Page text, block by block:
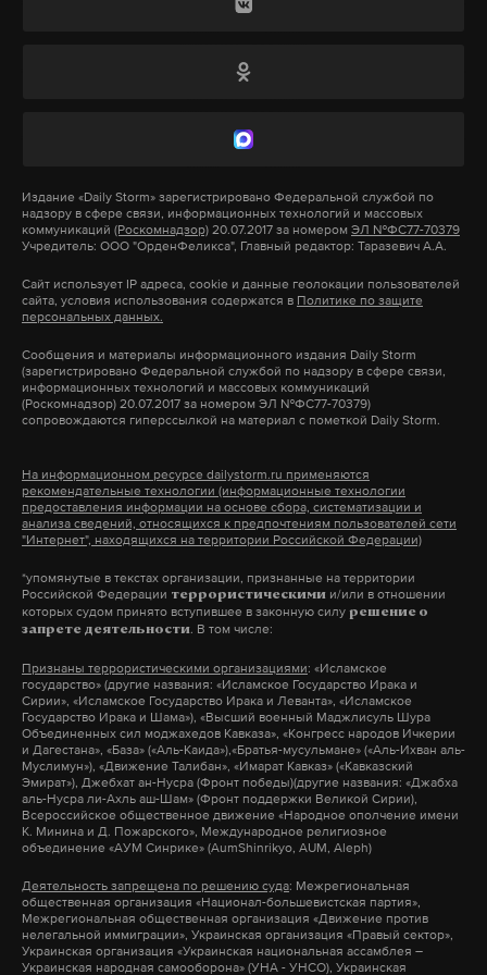
сообщениям DW, заявлял, что «страна, в которой
либо чемпионаты мира».
Мнение коллеги поддержал и уполномоченный
правительства Германии по сотрудничеству с
отметил, что с тех пор, как ФИФА выбрала Россию
местом проведения чемпионата мира по футболу,
«положение гражданского общества в стране
резко ухудшилось».
работает там, где тормозит интернет.
А еще мы есть вTelegram,ДзениVK.
Макс Telegram
Дзен
Фото: © GLOBAL LOOK press/Anatolii Stepanov
работает там, где тормозит интернет.
Макс Telegram
Фото: © GLOBAL LOOK press/E. Teister
На сайте с аннотацией автобиографичной книги
«Никто не совершенен» японского журналиста и
писателя Ототаке Хиротада указано, что как
только она вышла в свет, то сразу же стала
бестселлером. Именно эта работа изменила взгляд
современного японца на людей с ограниченными
возможностями здоровья, в большей степени на
описании книги, между прочим, входящей в
тройку самых читаемых со времен Второй
мировой войны. А на деле – путешествуя в своей
Издание «Daily Storm» зарегистрировано Федеральной службой по
надзору в сфере связи, информационных технологий и массовых
коммуникаций (Роскомнадзор) 20.07.2017 за номером ЭЛ №ФС77-70379
Учредитель: ООО "ОрденФеликса", Главный редактор: Таразевич А.А.
Сайт использует IP адреса, cookie и данные геолокации пользователей
сайта, условия использования содержатся в Политике по защите
персональных данных.
Сообщения и материалы информационного издания Daily Storm
(зарегистрировано Федеральной службой по надзору в сфере связи,
информационных технологий и массовых коммуникаций
(Роскомнадзор) 20.07.2017 за номером ЭЛ №ФС77-70379)
сопровождаются гиперссылкой на материал с пометкой Daily Storm.
На информационном ресурсе dailystorm.ru применяются
рекомендательные технологии (информационные технологии
предоставления информации на основе сбора, систематизации и
анализа сведений, относящихся к предпочтениям пользователей сети
"Интернет", находящихся на территории Российской Федерации)
*упомянутые в текстах организации, признанные на территории
Российской Федерации террористическими и/или в отношении
которых судом принято вступившее в законную силу решение о
запрете деятельности. В том числе:
Признаны террористическими организациями: «Исламское
государство» (другие названия: «Исламское Государство Ирака и
Сирии», «Исламское Государство Ирака и Леванта», «Исламское
Государство Ирака и Шама»), «Высший военный Маджлисуль Шура
Объединенных сил моджахедов Кавказа», «Конгресс народов Ичкерии
и Дагестана», «База» («Аль-Каида»),«Братья-мусульмане» («Аль-Ихван аль-
Муслимун»), «Движение Талибан», «Имарат Кавказ» («Кавказский
Эмират»), Джебхат ан-Нусра (Фронт победы)(другие названия: «Джабха
аль-Нусра ли-Ахль аш-Шам» (Фронт поддержки Великой Сирии),
Всероссийское общественное движение «Народное ополчение имени
К. Минина и Д. Пожарского», Международное религиозное
объединение «АУМ Синрике» (AumShinrikyo, AUM, Aleph)
Деятельность запрещена по решению суда: Межрегиональная
общественная организация «Национал-большевистская партия»,
Межрегиональная общественная организация «Движение против
нелегальной иммиграции», Украинская организация «Правый сектор»,
Украинская организация «Украинская национальная ассамблея –
Украинская народная самооборона» (УНА - УНСО), Украинская